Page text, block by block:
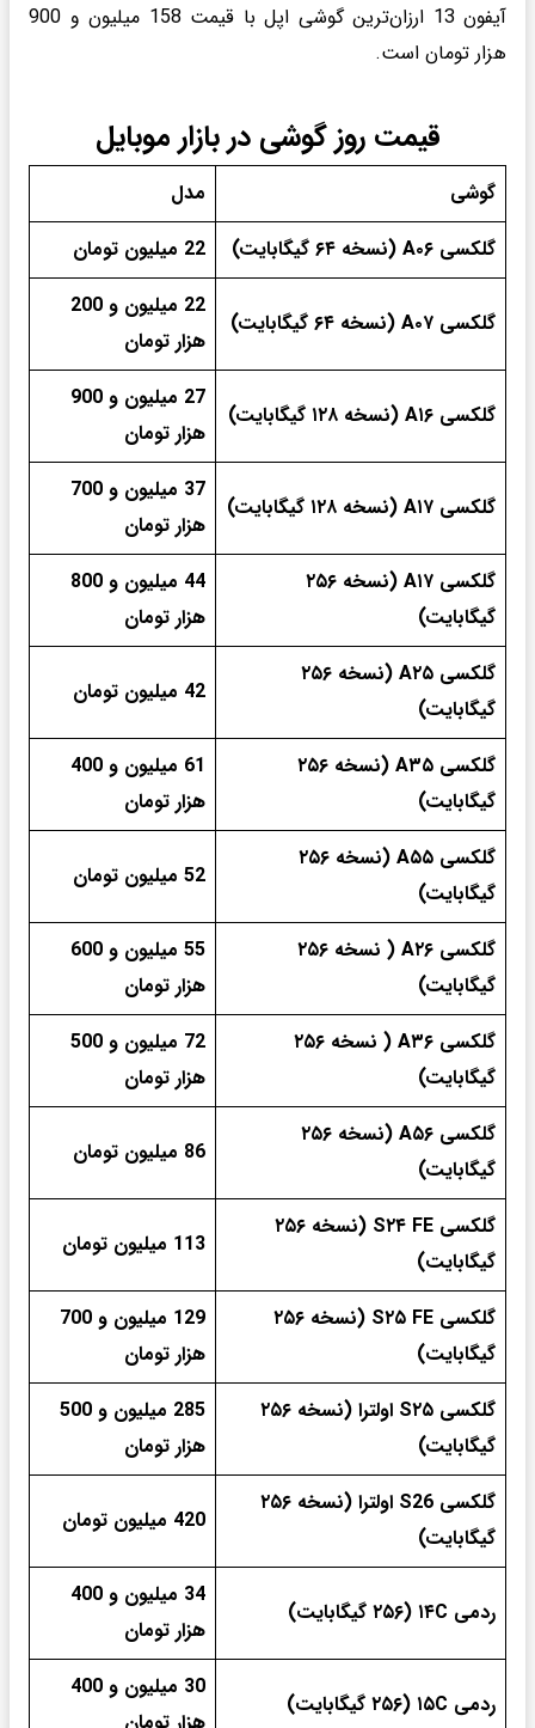
آیفون 13 ارزان‌ترین گوشی اپل با قیمت 158 میلیون و 900
هزار تومان است.
قیمت روز گوشی در بازار موبایل
گوشی
مدل
گلکسی A۰۶ (نسخه ۶۴ گیگابایت)
22 میلیون تومان
گلکسی A۰۷ (نسخه ۶۴ گیگابایت)
22 میلیون و 200
هزار تومان
گلکسی A۱۶ (نسخه ۱۲۸ گیگابایت)
27 میلیون و 900
هزار تومان
گلکسی A۱۷ (نسخه ۱۲۸ گیگابایت)
37 میلیون و 700
هزار تومان
گلکسی A۱۷ (نسخه ۲۵۶
گیگابایت)
44 میلیون و 800
هزار تومان
گلکسی A۲۵ (نسخه ۲۵۶
گیگابایت)
42 میلیون تومان
گلکسی A۳۵ (نسخه ۲۵۶
گیگابایت)
61 میلیون و 400
هزار تومان
گلکسی A۵۵ (نسخه ۲۵۶
گیگابایت)
52 میلیون تومان
گلکسی A۲۶ ( نسخه ۲۵۶
گیگابایت)
55 میلیون و 600
هزار تومان
گلکسی A۳۶ ( نسخه ۲۵۶
گیگابایت)
72 میلیون و 500
هزار تومان
گلکسی A۵۶ (نسخه ۲۵۶
گیگابایت)
86 میلیون تومان
گلکسی S۲۴ FE (نسخه ۲۵۶
گیگابایت)
113 میلیون تومان
گلکسی S۲۵ FE (نسخه ۲۵۶
گیگابایت)
129 میلیون و 700
هزار تومان
گلکسی S۲۵ اولترا (نسخه ۲۵۶
گیگابایت)
285 میلیون و 500
هزار تومان
گلکسی S26 اولترا (نسخه ۲۵۶
گیگابایت)
420 میلیون تومان
ردمی ۱۴C (۲۵۶ گیگابایت)
34 میلیون و 400
هزار تومان
ردمی ۱۵C (۲۵۶ گیگابایت)
30 میلیون و 400